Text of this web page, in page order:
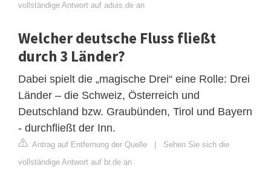
vollständige Antwort auf aduis.de an
Welcher deutsche Fluss fließt
durch 3 Länder?
Dabei spielt die „magische Drei“ eine Rolle: Drei
Länder – die Schweiz, Österreich und
Deutschland bzw. Graubünden, Tirol und Bayern
- durchfließt der Inn.
Antrag auf Entfernung der Quelle
Sehen Sie sich die
vollständige Antwort auf br.de an